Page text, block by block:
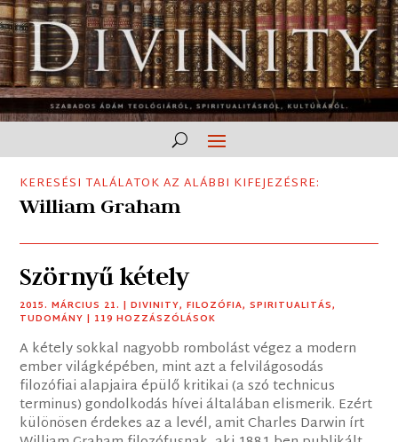
KERESÉSI TALÁLATOK AZ ALÁBBI KIFEJEZÉSRE:
William Graham
Szörnyű kétely
2015. MÁRCIUS 21. |DIVINITY,FILOZÓFIA,SPIRITUALITÁS,
TUDOMÁNY | 119 HOZZÁSZÓLÁSOK
A kétely sokkal nagyobb rombolást végez a modern
ember világképében, mint azt a felvilágosodás
filozófiai alapjaira épülő kritikai (a szó technicus
terminus) gondolkodás hívei általában elismerik. Ezért
különösen érdekes az a levél, amit Charles Darwin írt